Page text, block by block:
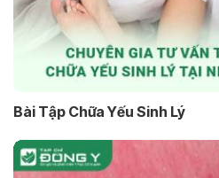
Bài Tập Chữa Yếu Sinh Lý